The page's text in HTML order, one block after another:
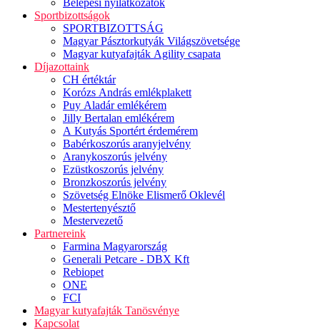
Belépési nyilatkozatok
Sportbizottságok
SPORTBIZOTTSÁG
Magyar Pásztorkutyák Világszövetsége
Magyar kutyafajták Agility csapata
Díjazottaink
CH értéktár
Korózs András emlékplakett
Puy Aladár emlékérem
Jilly Bertalan emlékérem
A Kutyás Sportért érdemérem
Babérkoszorús aranyjelvény
Aranykoszorús jelvény
Ezüstkoszorús jelvény
Bronzkoszorús jelvény
Szövetség Elnöke Elismerő Oklevél
Mestertenyésztő
Mestervezető
Partnereink
Farmina Magyarország
Generali Petcare - DBX Kft
Rebiopet
ONE
FCI
Magyar kutyafajták Tanösvénye
Kapcsolat